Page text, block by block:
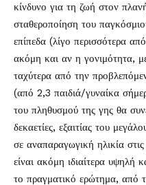
κίνδυνο για τη ζωή στον
σταθεροποίηση του
επίπεδα (λίγο περισσότερα
ακόμη και αν η γονιμότητα,
ταχύτερα από την
(από 2,3 παιδιά/γυναίκα
του πληθυσμού της γης θα
δεκαετίες, εξαιτίας του
σε αναπαραγωγική ηλικία
είναι ακόμη ιδιαίτερα υψηλή
το πραγματικό ερώτημα, από